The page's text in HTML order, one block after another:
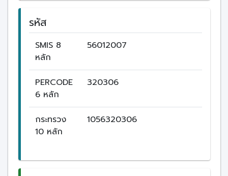
รหัส
SMIS 8
หลัก
56012007
PERCODE
6 หลัก
320306
กระทรวง
10 หลัก
1056320306